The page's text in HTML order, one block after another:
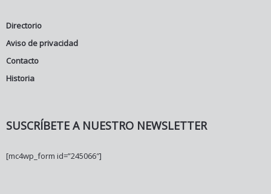
Directorio
Aviso de privacidad
Contacto
Historia
SUSCRÍBETE A NUESTRO NEWSLETTER
[mc4wp_form id=”245066″]